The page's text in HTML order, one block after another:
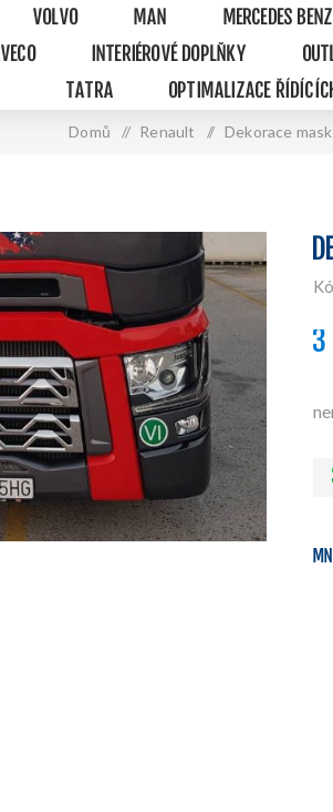
VOLVO MAN MERCEDES BENZ
IVECO INTERIÉROVÉ DOPLŇKY
TATRA
OPTIMALIZACE
Domů / Renault / Dekorace
3